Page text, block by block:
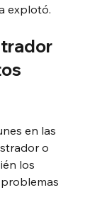
explotó.
en las
o
los